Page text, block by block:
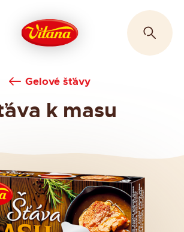
Gelové šťávy
k masu